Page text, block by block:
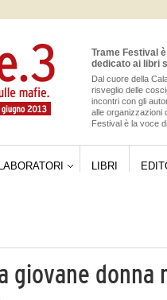
Trame Festival
dedicato ai libri
Dal cuore della
risveglio delle
incontri con gli
alle organizzazioni
Festival è la voce
LABORATORI LIBRI
giovane donna